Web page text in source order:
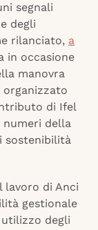
segnali
degli
rilanciato, a
in occasione
manovra
di Ifel
numeri della
sostenibilità
lavoro di Anci
gestionale
degli